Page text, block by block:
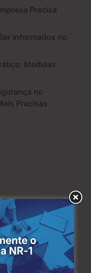
Precisa
Informados no
Medidas
no
Precisas
a